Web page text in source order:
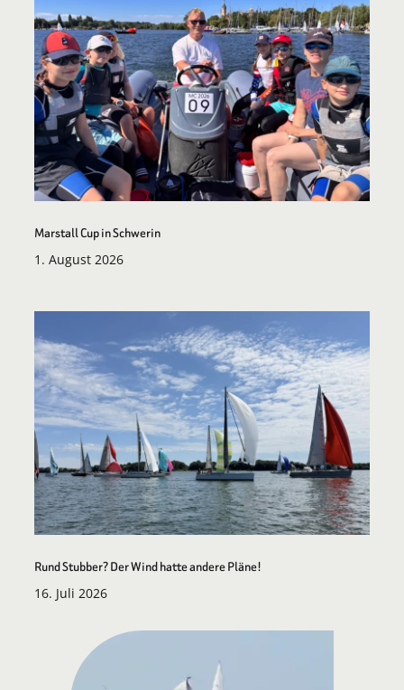
Marstall Cup in Schwerin
1. August 2026
Rund Stubber? Der Wind hatte andere Pläne!
16. Juli 2026